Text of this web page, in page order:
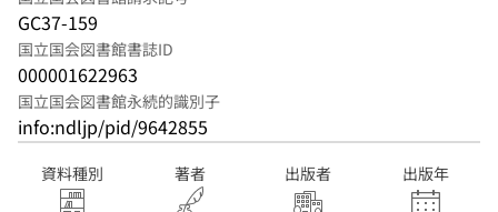
GC37-159
国立国会図書館書誌ID
000001622963
国立国会図書館永続的識別子
info:ndljp/pid/9642855
資料種別 著者 出版者 出版年